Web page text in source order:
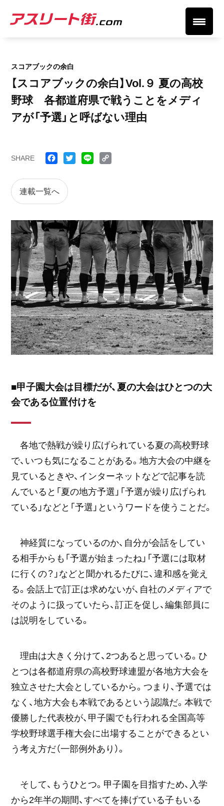
スコアブックの余白
【スコアブックの余白】Vol.９ 夏の高校
野球 各都道府県で戦うことをメディ
アが「予選」と呼ばない理由
SHARE
Face
Twitt
Line
連載一覧へ
■甲子園大会は目標だが、夏の大会はひとつの大
会である位置付けを
各地で熱戦が繰り広げられている夏の高校野球
で、いつも気になることがある。地方大会の中継を
見ているときや、インターネットなどで記事を読
んでいると「夏の地方予選」「予選が繰り広げられ
ている」などと「予選」というワードを使うことだ。
神経質になっているのか、自分が会話をしてい
る相手からも「予選が始まったね」「予選には取材
に行くの？」などと聞かれるたびに、違和感を覚え
る。会話上で訂正は求めないが、自社のメディアで
そのように扱っていたら、訂正を促し、編集部員に
は説明をしている。
理由は大きく分けて、2つあると思っている。ひ
とつは各都道府県の高校野球連盟が各地方大会を
独立させた大会としているから。つまり、予選では
なく、地方大会も本戦であるという認識だ。本戦で
優勝した代表校が、甲子園でも行われる全国高等
学校野球選手権大会に出場することができるとい
う考え方だ（一部例外あり）。
そして、もうひとつ。甲子園を目指すため、入学
から2年半の期間、すべてを捧げている子もいる